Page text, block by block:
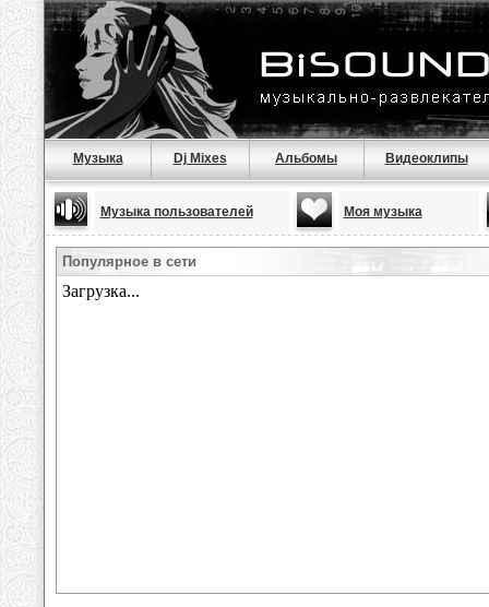
Музыка Dj Mixes Альбомы Видеоклипы
Музыка пользователей Моя музыка
Популярное в сети